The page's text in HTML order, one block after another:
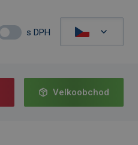
s DPH
Velkoobchod